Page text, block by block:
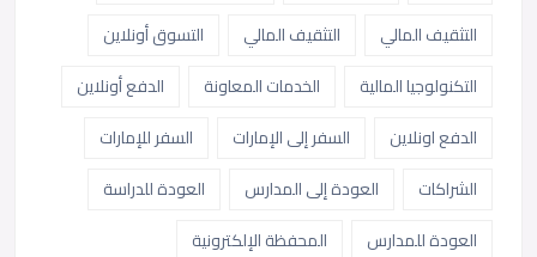
التثقيف المالي
التثقيف المالي
التسوق أونلاين
التكنولوجيا المالية
الخدمات المعاونة
الدفع أونلاين
الدفع اونلاين
السفر إلى الإمارات
السفر للإمارات
الشراكات
العودة إلى المدارس
العودة للدراسة
العودة للمدارس
المحفظة الإلكترونية